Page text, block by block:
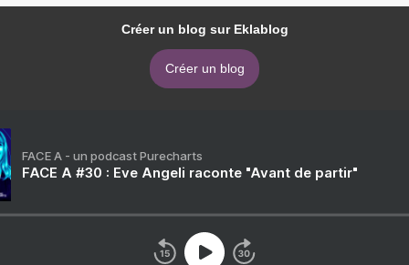
Créer un blog sur Eklablog
Créer un blog
FACE A - un podcast Purecharts
FACE A #30 : Eve Angeli raconte "Avant de partir"